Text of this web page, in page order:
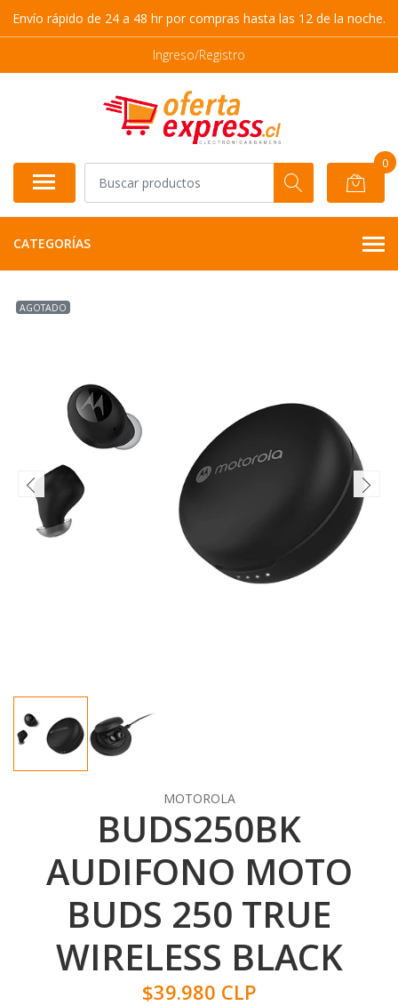
Envío rápido de 24 a 48 hr por compras hasta las 12 de la noche.
Ingreso/Registro
0
CATEGORÍAS
AGOTADO
MOTOROLA
BUDS250BK
AUDIFONO MOTO
BUDS 250 TRUE
WIRELESS BLACK
$39.980 CLP